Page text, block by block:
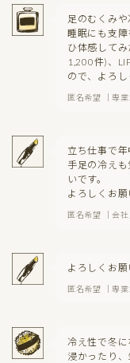
足のむくみ
睡眠にも支
ひ体感して
1,200件)、
ので、よろし
匿名希望 ｜専業
立ち仕事で年
手足の冷え
いです。
よろしくお願
匿名希望 ｜会
よろしくお願
匿名希望 ｜専業
冷え性で冬
浸かったり